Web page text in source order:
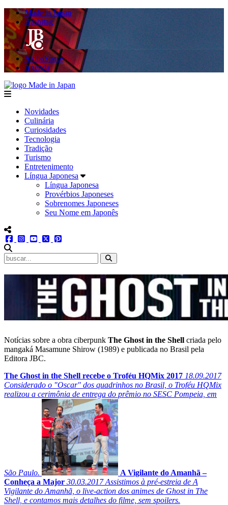
Made in Japan
Hashitag
AkibaSpace
Agenda
menu
Novidades
Culinária
Curiosidades
Tecnologia
Tradição
Turismo
Entretenimento
Língua Japonesa
Língua Japonesa
Provérbios Japoneses
Sobrenomes Japoneses
Seu Nome em Japonês
menu redes social
facebookinstagram
youtube
twitter
Notícias sobre a obra ciberpunk The Ghost in the Shell criada pelo
mangaká Masamune Shirow (1989) e publicada no Brasil pela
Editora JBC.
The Ghost in the Shell recebe o Troféu HQMix 2017 18.09.2017
Considerado o "Oscar" dos quadrinhos no Brasil, o Troféu HQMix
realizou a cerimônia de entrega do prêmio no SESC Pompeia, em
São Paulo.
A Vigilante do Amanhã –
Conheça a Major 30.03.2017Assistimos à pré-estreia de A
Vigilante do Amanhã, o live-action dos animes de Ghost in The
Shell, e contamos mais detalhes do filme, sem spoilers.